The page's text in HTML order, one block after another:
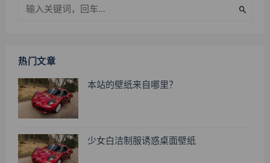
热门文章
本站的壁纸来自哪里？
少女白洁制服诱惑桌面壁纸